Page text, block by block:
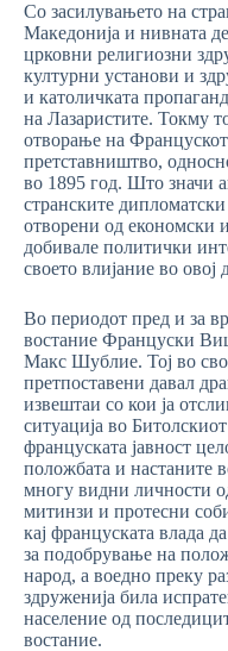
Со засилувањето на
Македонија и нивната
црковни религиозни
културни установи и
и католичката
на Лазаристите. Токму
отворање на
претставништво,
во 1895 год. Што значи
странските
отворени од економски
добивале политички
своето влијание во овој
Во периодот пред и за
востание Француски
Макс Шублие. Тој во
претпоставени давал
извештаи со кои ја
ситуација во
француската јавност
положбата и настаните
многу видни личности
митинзи и протесни
кај француската влада
за подобрување на
народ, а воедно преку
здруженија била
население од
востание.